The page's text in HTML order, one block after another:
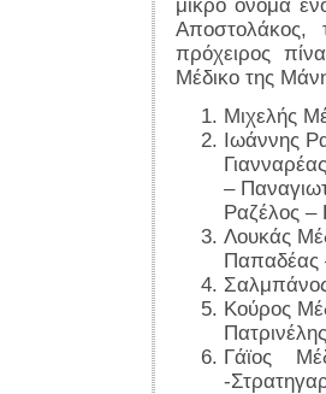
μικρό όνομα
Αποστολάκος,
πρόχειρος
Μέδικο της
Μιχελής
Ιωάννης
–
Ραζέλος
Λουκάς
Παπαδέας
Κούρος
Γάϊος
-